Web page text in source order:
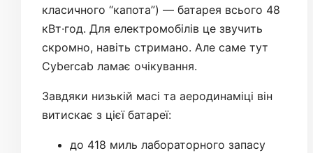
класичного “капота”) — батарея всього 48
кВт·год. Для електромобілів це звучить
скромно, навіть стримано. Але саме тут
Cybercab ламає очікування.
Завдяки низькій масі та аеродинаміці він
витискає з цієї батареї:
до 418 миль лабораторного запасу